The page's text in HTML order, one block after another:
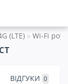
(LTE) Wi-Fi
ВІДГУКИ 0